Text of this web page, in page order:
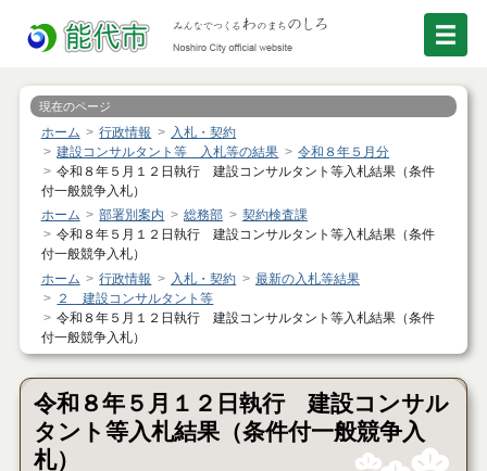
現在のページ
ホーム 行政情報
入札・契約
建設コンサルタント等 入札等の結果
令和８年５月分
令和８年５月１２日執行 建設コンサルタント等入札結果（条件
付一般競争入札）
ホーム
部署別案内 総務部
契約検査課
令和８年５月１２日執行 建設コンサルタント等入札結果（条件
付一般競争入札）
ホーム
行政情報 入札・契約
最新の入札等結果
２ 建設コンサルタント等
令和８年５月１２日執行 建設コンサルタント等入札結果（条件
付一般競争入札）
令和８年５月１２日執行 建設コンサル
タント等入札結果（条件付一般競争入
札）